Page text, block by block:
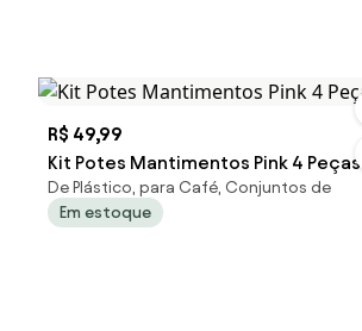
R$ 49,99
Kit Potes Mantimentos Pink 4 Peças
De Plástico, para Café, Conjuntos de
Em estoque